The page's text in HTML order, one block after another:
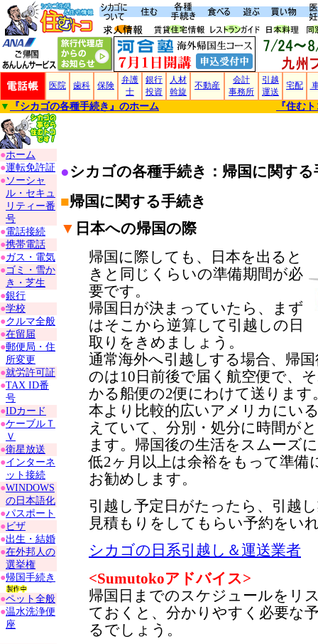
医院 歯科 保険
弁護
士
銀行
投資
人材
斡旋
不動産
会計
事務所
引越
運送
宅配
▼ 『シカゴの各種手続き 』のホーム 『住む
●ホーム
●運転免許証
● ソーシャ
ル・セキュ
リティー番
号
●電話接続
●携帯電話
●ガス・電気
●ゴミ・雪か
き・芝生
●銀行
●学校
●クルマ全般
●在留届
●郵便局・住
所変更
●就労許可証
●TAX ID番
号
●IDカード
●ケーブルＴ
Ｖ
●衛星放送
●インターネ
ット接続
●WINDOWS
の日本語化
●パスポート
● ビザ
●出生・結婚
●在外邦人の
選挙権
●帰国手続き
●ペット全般
●温水洗浄便
座
●シカゴの各種手続き：帰国に関す
■帰国に関する手続き
▼ 日本への帰国の際
帰国に際しても、日本を出ると
きと同じくらいの準備期間が必
要です。
帰国日が決まっていたら、まず
はそこから逆算して引越しの日
取りをきめましょう。
通常海外へ引越しする場合、帰
のは10日前後で届く航空便で、
かる船便の2便にわけて送ります
本より比較的広いアメリカにい
えていて、分別・処分に時間が
ます。帰国後の生活をスムーズ
低2ヶ月以上は余裕をもって準
お勧めします。
引越し予定日がたったら、引越
見積もりをしてもらい予約をい
シカゴの日系引越し＆運送業者
<Sumutokoアドバイス>
帰国日までのスケジュールをリ
ておくと、分かりやすく必要な
るでしょう。